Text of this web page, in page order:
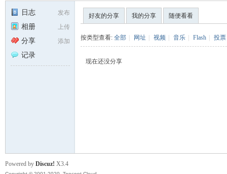
发布
日志
上传
相册
添加
分享
记录
好友的分享 我的分享 随便看看
按类型查看: 全部 网址 视频 音乐 Flash 投票
现在还没分享
Powered by Discuz! X3.4